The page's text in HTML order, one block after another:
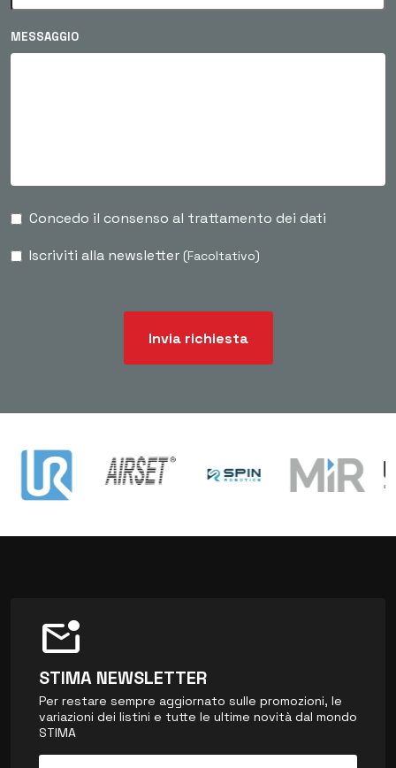
MESSAGGIO
Concedo il consenso al trattamento dei dati
Iscriviti alla newsletter (Facoltativo)
Invia richiesta
mark_email_unread
STIMA NEWSLETTER
Per restare sempre aggiornato sulle promozioni, le
variazioni dei listini e tutte le ultime novità dal mondo
STIMA